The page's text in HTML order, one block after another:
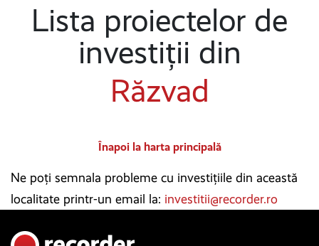
Lista proiectelor de
investiții din
Răzvad
Înapoi la harta principală
Ne poți semnala probleme cu investițiile din această
localitate printr-un email la: investitii@recorder.ro